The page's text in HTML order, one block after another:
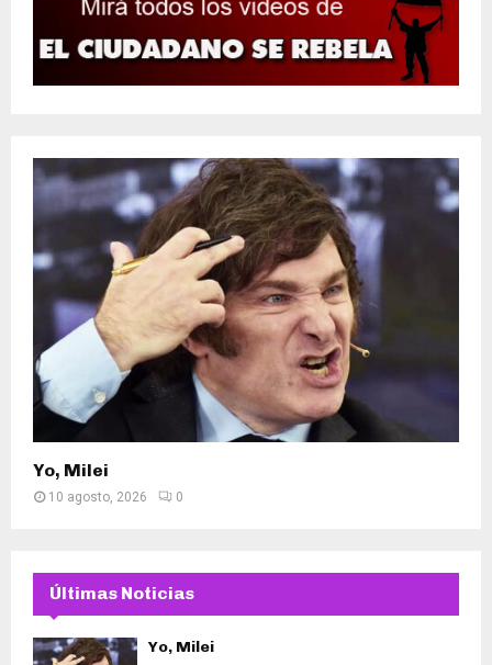
Yo, Milei
10 agosto, 2026 0
Últimas Noticias
Yo, Milei